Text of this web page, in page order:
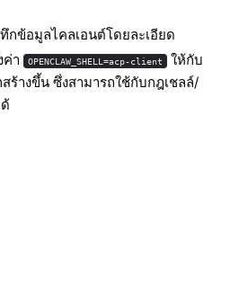
กข้อมูลไคลเอนต์โดยละเอียด
ค่า OPENCLAW_SHELL=acp-client ให้กับ
ร้างขึ้น ซึ่งสามารถใช้กับกฎเชลล์/